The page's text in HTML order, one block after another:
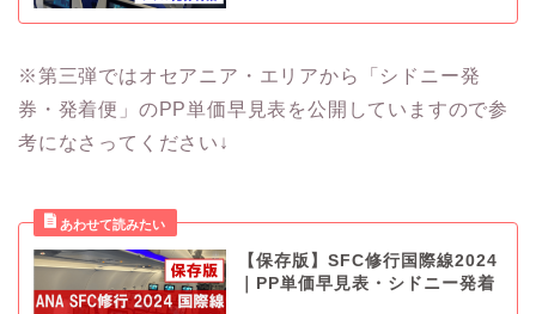
※第三弾ではオセアニア・エリアから「シドニー発
券・発着便」のPP単価早見表を公開していますので参
考になさってください↓
【保存版】SFC修行国際線2024
｜PP単価早見表・シドニー発着